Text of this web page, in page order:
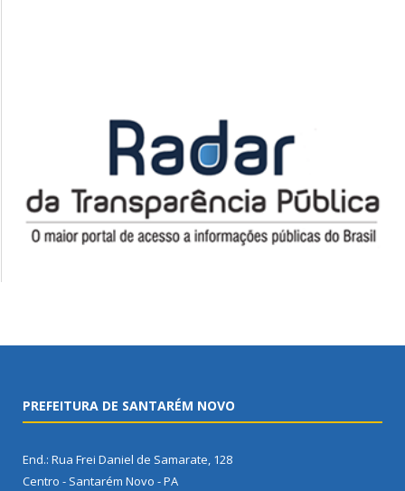
PREFEITURA DE SANTARÉM NOVO
End.: Rua Frei Daniel de Samarate, 128
Centro - Santarém Novo - PA